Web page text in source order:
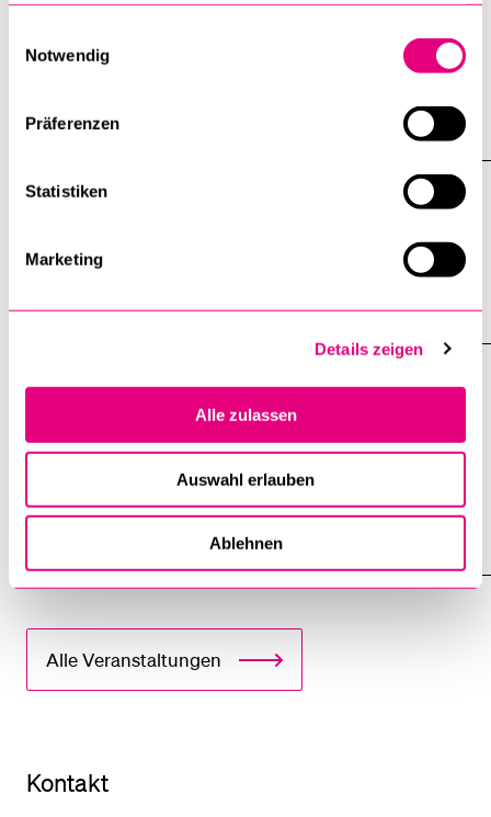
Notwendig
Präferenzen
Statistiken
Marketing
Details zeigen
Alle zulassen
Auswahl erlauben
Ablehnen
Psychotherapeutische Praxisstelle
Öffentliche Führung Labore der
Verhaltenswissenschaften und
Alle Veranstaltungen
Kontakt